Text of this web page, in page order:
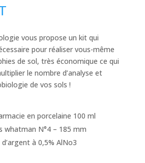
vous propose un kit qui
pour réaliser vous-même
de sol, très économique ce qui
le nombre d’analyse et
de vos sols !
en porcelaine 100 ml
whatman N°4 – 185 mm
à 0,5% AlNo3